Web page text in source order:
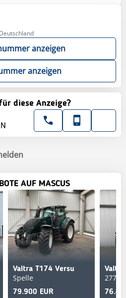
anzeigen
anzeigen
diese Anzeige?
AUF MASCUS
Valtra T174 Versu
Spelle
79.900 EUR